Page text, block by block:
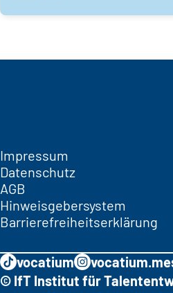
Impressum
Datenschutz
AGB
Hinweisgebersystem
Barrierefreiheitserklärung
vocatium
© IfT Institut für